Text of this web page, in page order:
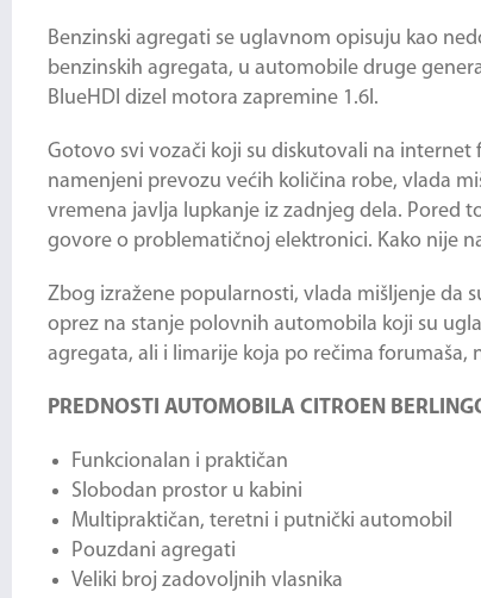
Benzinski agregati se uglavnom opisuju kao
benzinskih agregata, u automobile druge
BlueHDI dizel motora zapremine 1.6l.
Gotovo svi vozači koji su diskutovali na
namenjeni prevozu većih količina robe, vlada
vremena javlja lupkanje iz zadnjeg dela. Pored
govore o problematičnoj elektronici. Kako nije
Zbog izražene popularnosti, vlada mišljenje da
oprez na stanje polovnih automobila koji su
agregata, ali i limarije koja po rečima forumaša,
PREDNOSTI AUTOMOBILA CITROEN
Funkcionalan i praktičan
Slobodan prostor u kabini
Multipraktičan, teretni i putnički automobil
Pouzdani agregati
Veliki broj zadovoljnih vlasnika